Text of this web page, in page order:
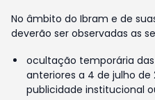
No âmbito do Ibram e de
deverão ser observadas as
ocultação temporária
anteriores a 4 de julho
publicidade institucional